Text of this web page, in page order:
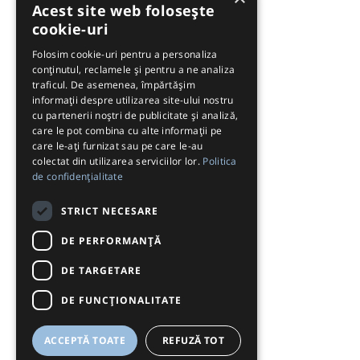
Acest site web folosește
cookie-uri
Folosim cookie-uri pentru a personaliza
conținutul, reclamele și pentru a ne analiza
traficul. De asemenea, împărtășim
informații despre utilizarea site-ului nostru
cu partenerii noștri de publicitate și analiză,
care le pot combina cu alte informații pe
care le-ați furnizat sau pe care le-au
colectat din utilizarea serviciilor lor. Politica
de confidențialitate
STRICT NECESARE
DE PERFORMANȚĂ
DE TARGETARE
DE FUNCŢIONALITATE
ACCEPTĂ TOATE REFUZĂ TOT